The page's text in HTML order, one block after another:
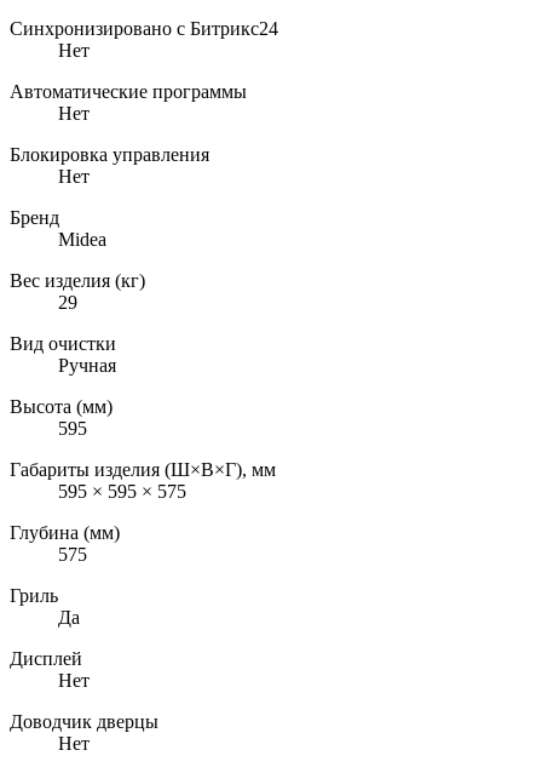
Синхронизировано с Битрикс24
Нет
Автоматические программы
Нет
Блокировка управления
Нет
Бренд
Midea
Вес изделия (кг)
29
Вид очистки
Ручная
Высота (мм)
595
Габариты изделия (Ш×В×Г), мм
595 × 595 × 575
Глубина (мм)
575
Гриль
Да
Дисплей
Нет
Доводчик дверцы
Нет